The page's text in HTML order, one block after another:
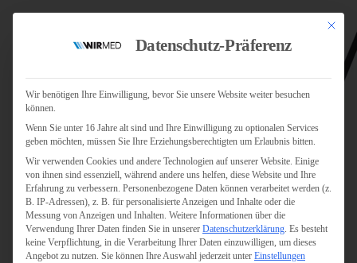
Jobs
Für Unternehmen
Personaldienstleister
Pflege
Mit
Datenschutz-Präferenz
Wir benötigen Ihre Einwilligung, bevor Sie unsere Website weiter besuchen
können.
Wenn Sie unter 16 Jahre alt sind und Ihre Einwilligung zu optionalen Services
geben möchten, müssen Sie Ihre Erziehungsberechtigten um Erlaubnis bitten.
Wir verwenden Cookies und andere Technologien auf unserer Website. Einige
von ihnen sind essenziell, während andere uns helfen, diese Website und Ihre
Erfahrung zu verbessern. Personenbezogene Daten können verarbeitet werden (z.
B. IP-Adressen), z. B. für personalisierte Anzeigen und Inhalte oder die
Messung von Anzeigen und Inhalten. Weitere Informationen über die
Verwendung Ihrer Daten finden Sie in unserer Datenschutzerklärung. Es besteht
keine Verpflichtung, in die Verarbeitung Ihrer Daten einzuwilligen, um dieses
Angebot zu nutzen. Sie können Ihre Auswahl jederzeit unter Einstellungen